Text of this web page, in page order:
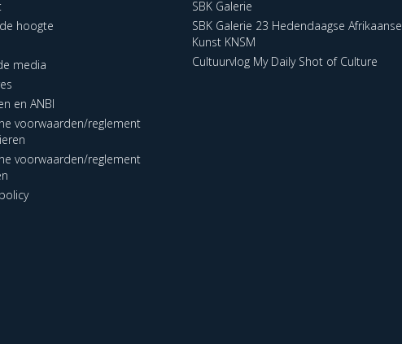
hoogte
media
en ANBI
voorwaarden/reglement
voorwaarden/reglement
SBK Galerie
SBK Galerie 23 Hedendaagse Afrikaanse
Kunst KNSM
Cultuurvlog My Daily Shot of Culture